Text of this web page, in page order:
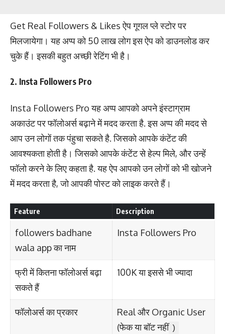
Get Real Followers & Likes ऐप गूगल प्ले स्टोर पर
मिलजायेगा। यह अप्प को 50 लाख लोग इस ऐप को डाउनलोड कर
चुके हैं। इसकी बहुत अच्छी रेटिंग भी है।
2. Insta Followers Pro
Insta Followers Pro यह अप्प आपको अपने इंस्टाग्राम
अकाउंट पर फॉलोअर्स बढ़ाने में मदद करता है. इस अप्प की मदद से
आप उन लोगों तक पंहुचा सकते है. जिसको आपके कंटेंट की
आवश्यकता होती है। जिसको आपके कंटेंट से हेल्प मिले, और उन्हें
फॉलो करने के लिए कहता है. यह ऐप आपको उन लोगों को भी खोजने
में मदद करता है, जो आपकी पोस्ट को लाइक करते हैं।
Feature Description
followers badhane
wala app का नाम
Insta Followers Pro
फ्री में कितना फॉलोअर्स बढ़ा
सकते हैं
100K या इससे भी ज्यादा
फॉलोअर्स का प्रकार
Real और Organic User
(फेक या बॉट नहीं )